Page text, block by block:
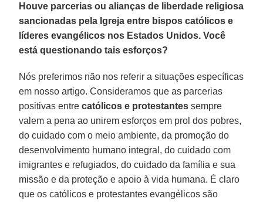
Houve parcerias ou alianças de liberdade religiosa
sancionadas pela Igreja entre bispos católicos e
líderes evangélicos nos Estados Unidos. Você
está questionando tais esforços?
Nós preferimos não nos referir a situações específicas
em nosso artigo. Consideramos que as parcerias
positivas entrecatólicos e protestantes sempre
valem a pena ao unirem esforços em prol dos pobres,
do cuidado com o meio ambiente, da promoção do
desenvolvimento humano integral, do cuidado com
imigrantes e refugiados, do cuidado da família e sua
missão e da proteção e apoio à vida humana. É claro
que os católicos e protestantes evangélicos são